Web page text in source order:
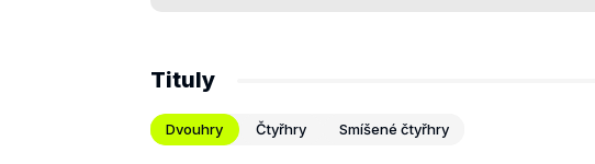
Tituly
Dvouhry Čtyřhry Smíšené čtyřhry